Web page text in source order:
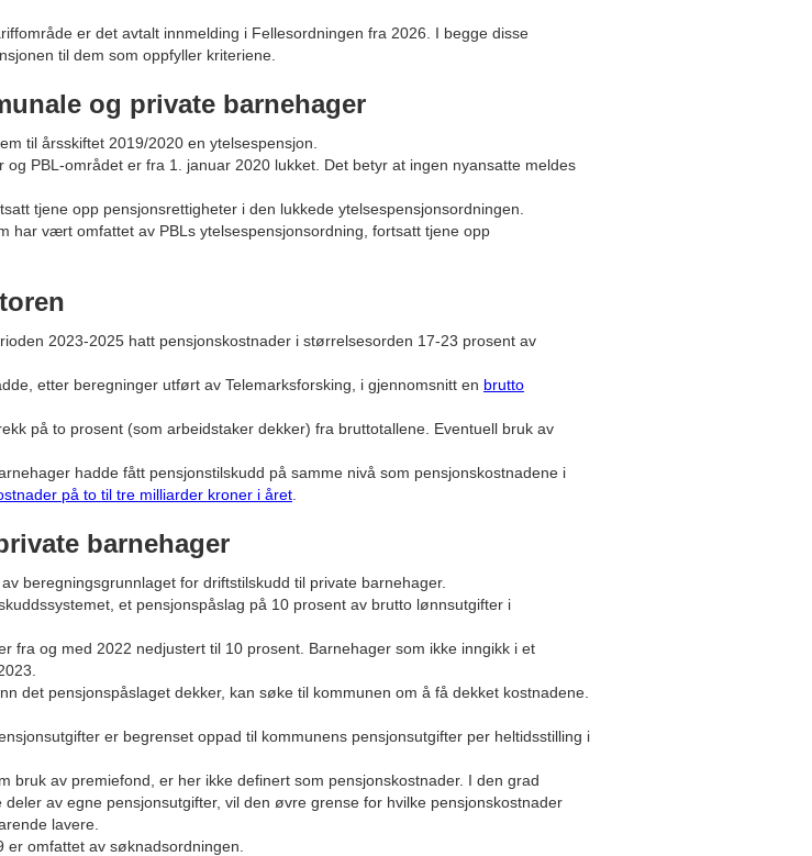
er det avtalt innmelding i Fellesordningen fra 2026. I begge disse
til dem som oppfyller kriteriene.
og private barnehager
til årsskiftet 2019/2020 en ytelsespensjon.
PBL-området er fra 1. januar 2020 lukket. Det betyr at ingen nyansatte meldes
tjene opp pensjonsrettigheter i den lukkede ytelsespensjonsordningen.
har vært omfattet av PBLs ytelsespensjonsordning, fortsatt tjene opp
2023-2025 hatt pensjonskostnader i størrelsesorden 17-23 prosent av
etter beregninger utført av Telemarksforsking, i gjennomsnitt en brutto
på to prosent (som arbeidstaker dekker) fra bruttotallene. Eventuell bruk av
hadde fått pensjonstilskudd på samme nivå som pensjonskostnadene i
på to til tre milliarder kroner i året.
barnehager
beregningsgrunnlaget for driftstilskudd til private barnehager.
et pensjonspåslag på 10 prosent av brutto lønnsutgifter i
fra og med 2022 nedjustert til 10 prosent. Barnehager som ikke inngikk i et
det pensjonspåslaget dekker, kan søke til kommunen om å få dekket kostnadene.
er begrenset oppad til kommunens pensjonsutgifter per heltidsstilling i
bruk av premiefond, er her ikke definert som pensjonskostnader. I den grad
av egne pensjonsutgifter, vil den øvre grense for hvilke pensjonskostnader
lavere.
er omfattet av søknadsordningen.